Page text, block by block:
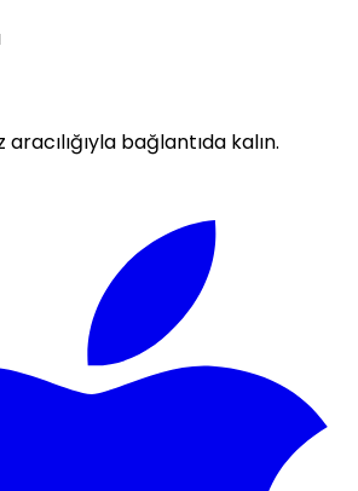
bağlantıda kalın.